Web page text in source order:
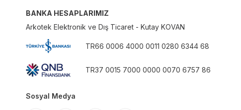
BANKA HESAPLARIMIZ
Arkotek Elektronik ve Dış Ticaret - Kutay KOVAN
TR66 0006 4000 0011 0280 6344 68
TR37 0015 7000 0000 0070 6757 86
Sosyal Medya